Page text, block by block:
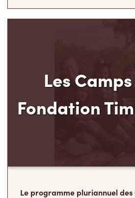
Les
Fondation
Le programme pluriannuel des